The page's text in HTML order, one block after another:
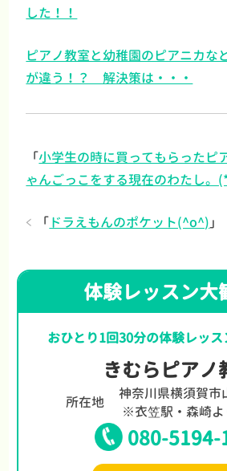
した！！
ピアノ教室と幼稚園のピアニカな
が違う！？ 解決策は・・・
「小学生の時に買ってもらったピ
ゃんごっこをする現在のわたし。
「ドラえもんのポケット(^o^) 」
体験レッスン大
おひとり1回30分の体験レッ
きむらピアノ
所在地
神奈川県横須賀市
※衣笠駅・森崎よ
080-5194-